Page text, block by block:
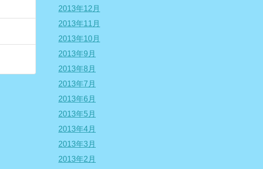
2013年12月
2013年11月
2013年10月
2013年9月
2013年8月
2013年7月
2013年6月
2013年5月
2013年4月
2013年3月
2013年2月